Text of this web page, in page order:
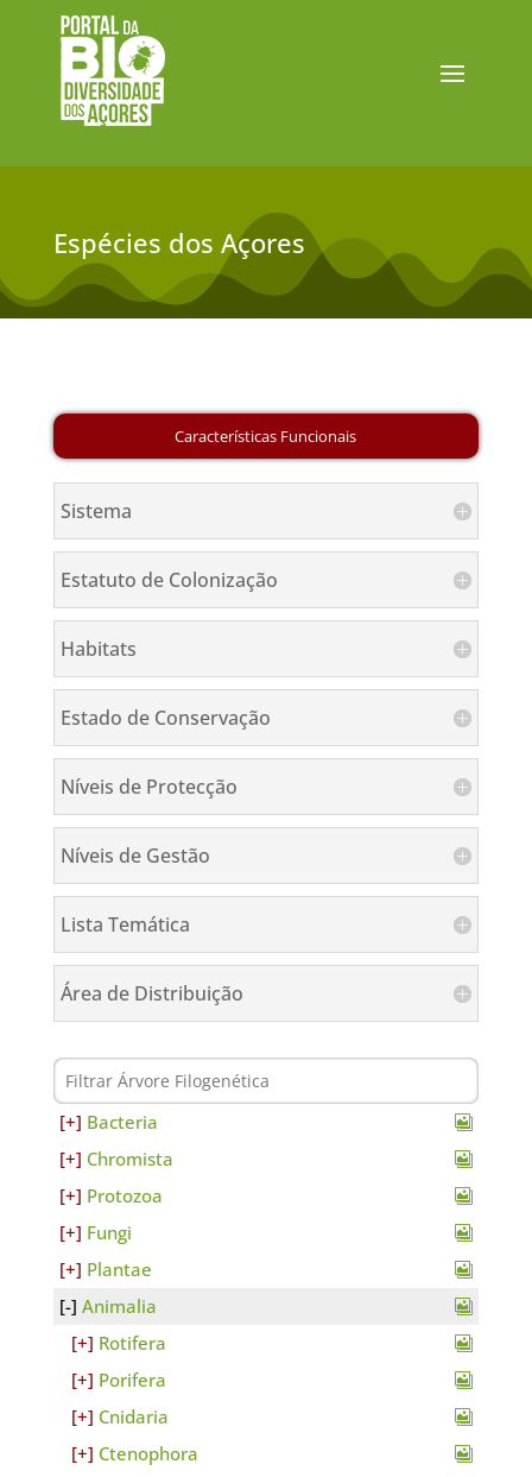
Espécies dos Açores
Sistema
Estatuto de Colonização
Habitats
Estado de Conservação
Níveis de Protecção
Níveis de Gestão
Lista Temática
Área de Distribuição
Bacteria
Chromista
Protozoa
Fungi
Plantae
Animalia
Rotifera
Porifera
Cnidaria
Ctenophora